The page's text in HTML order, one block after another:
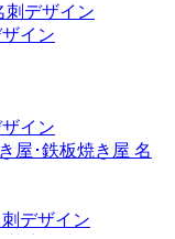
刺デザイン
イン
イン
屋･鉄板焼き屋 名
デザイン